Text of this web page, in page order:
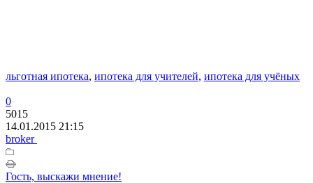
льготная ипотека, ипотека для учителей, ипотека для учёных
0
5015
14.01.2015 21:15
broker
Гость, выскажи мнение!